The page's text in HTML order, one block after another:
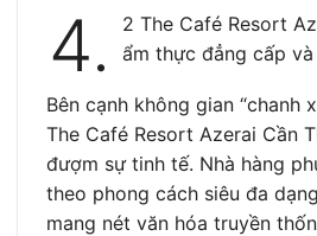
4.
2 The Café Resort
ẩm thực đẳng cấp
Bên cạnh không gian “chanh
The Café Resort Azerai Cần
đượm sự tinh tế. Nhà hàng
theo phong cách siêu đa
mang nét văn hóa truyền